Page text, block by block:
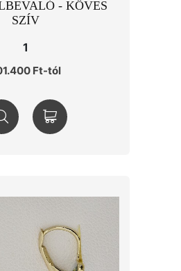
- KÖVES
SZÍV
1
Ft-tól